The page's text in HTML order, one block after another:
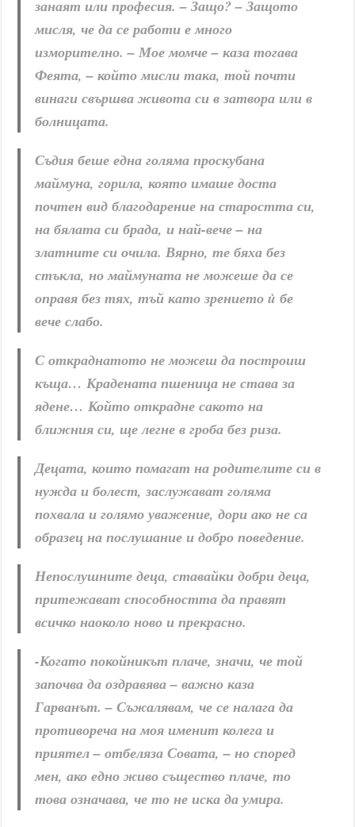
занаят или професия. – Защо? – Защото
мисля, че да се работи е много
изморително. – Мое момче – каза тогава
Феята, – който мисли така, той почти
винаги свършва живота си в затвора или в
болницата.
Съдия беше една голяма проскубана
маймуна, горила, която имаше доста
почтен вид благодарение на старостта си,
на бялата си брада, и най-вече – на
златните си очила. Вярно, те бяха без
стъкла, но маймуната не можеше да се
оправя без тях, тъй като зрението ù бе
вече слабо.
С откраднатото не можеш да построиш
къща… Крадената пшеница не става за
ядене… Който открадне сакото на
ближния си, ще легне в гроба без риза.
Децата, които помагат на родителите си в
нужда и болест, заслужават голяма
похвала и голямо уважение, дори ако не са
образец на послушание и добро поведение.
Непослушните деца, ставайки добри деца,
притежават способността да правят
всичко наоколо ново и прекрасно.
-Когато покойникът плаче, значи, че той
започва да оздравява – важно каза
Гарванът. – Съжалявам, че се налага да
противореча на моя именит колега и
приятел – отбеляза Совата, – но според
мен, ако едно живо същество плаче, то
това означава, че то не иска да умира.